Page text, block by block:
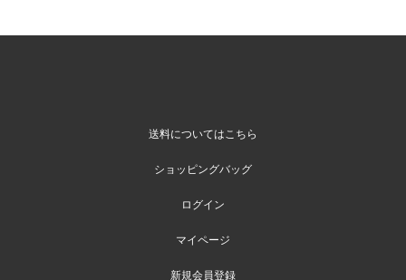
送料についてはこちら
ショッピングバッグ
ログイン
マイページ
新規会員登録